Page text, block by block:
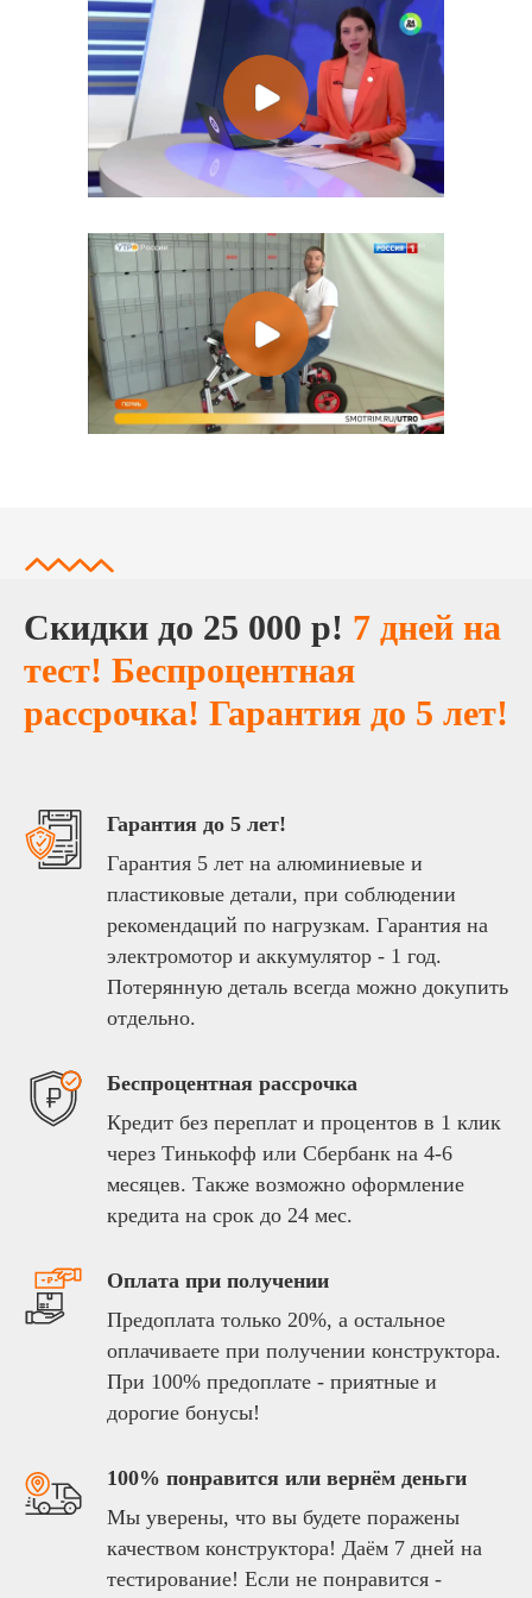
Cкидки до 25 000 р! 7 дней на
тест! Беспроцентная
рассрочка! Гарантия до 5 лет!
Гарантия 5 лет на алюминиевые и
пластиковые детали, при соблюдении
рекомендаций по нагрузкам. Гарантия на
электромотор и аккумулятор - 1 год.
Потерянную деталь всегда можно докупить
отдельно.
Кредит без переплат и процентов в 1 клик
через Тинькофф или Сбербанк на 4-6
месяцев. Также возможно оформление
кредита на срок до 24 мес.
Предоплата только 20%, а остальное
оплачиваете при получении конструктора.
При 100% предоплате - приятные и
дорогие бонусы!
Мы уверены, что вы будете поражены
качеством конструктора! Даём 7 дней на
тестирование! Если не понравится -
вернёте набор и получите деньги обратно